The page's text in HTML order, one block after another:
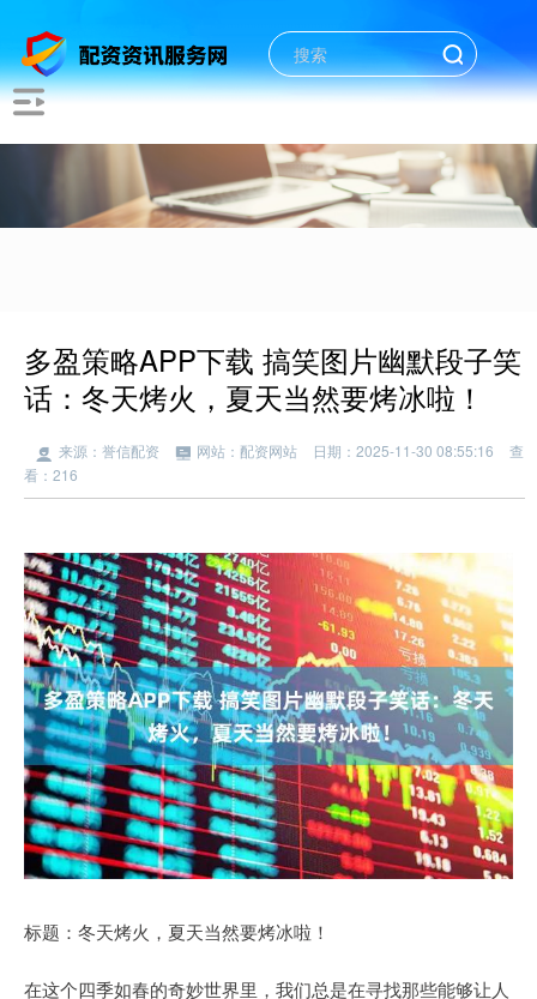
多盈策略APP下载 搞笑图片幽默段子笑
话：冬天烤火，夏天当然要烤冰啦！
来源：誉信配资 网站：配资网站 日期：2025-11-30 08:55:16
查
看：216
标题：冬天烤火，夏天当然要烤冰啦！
在这个四季如春的奇妙世界里，我们总是在寻找那些能够让人